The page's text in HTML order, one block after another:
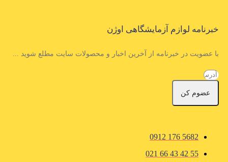
خبرنامه لوازم آزمایشگاهی اوژن
با عضویت در خبرنامه از آخرین اخبار و محصولات سایت مطلع شوید ...
عضوم کن
5682 176 0912
55 42 43 66 021